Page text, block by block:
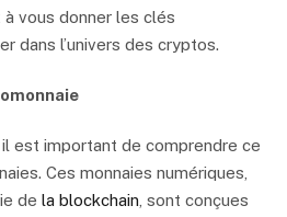
vous donner les clés
dans l’univers des cryptos.
est important de comprendre ce
Ces monnaies numériques,
de la blockchain , sont conçues